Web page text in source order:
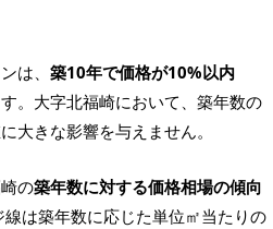
は、 築10年で価格が10%以内
。大字北福崎において、築年数の
大きな影響を与えません。
の築年数に対する価格相場の傾向
は築年数に応じた単位㎡当たりの